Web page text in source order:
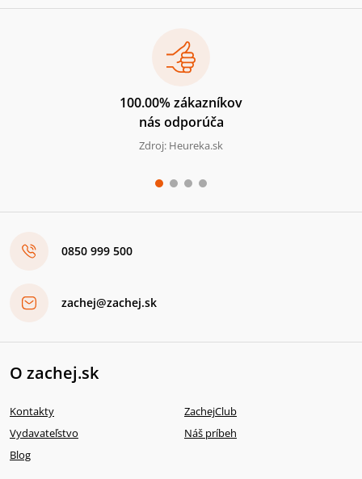
100.00% zákazníkov
nás odporúča
Zdroj: Heureka.sk
0850 999 500
zachej@zachej.sk
O zachej.sk
Kontakty
ZachejClub
Vydavateľstvo
Náš príbeh
Blog